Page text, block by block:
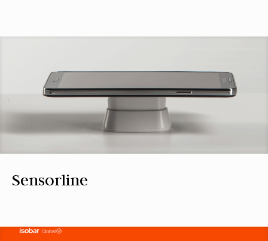
Sensorline